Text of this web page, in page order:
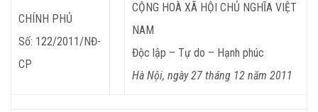
CHÍNH PHỦ
Số: 122/2011/NĐ-
CP
CỘNG HOÀ XÃ HỘI CHỦ NGHĨA VIỆT
NAM
Độc lập – Tự do – Hạnh phúc
Hà Nội, ngày 27 tháng 12 năm 2011